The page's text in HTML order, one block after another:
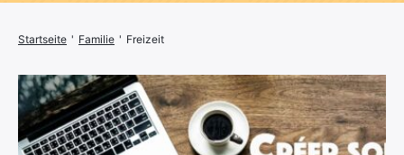
Startseite ' Familie ' Freizeit
Kontaktieren Sie uns